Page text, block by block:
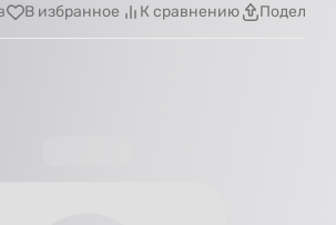
В избранное К сравнению